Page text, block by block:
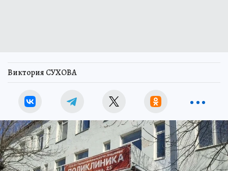
Виктория СУХОВА